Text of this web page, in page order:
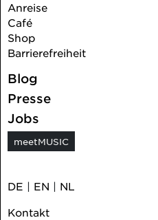
Anreise
Café
Shop
Barrierefreiheit
Blog
Presse
Jobs
meetMUSIC
DE | EN | NL
Kontakt